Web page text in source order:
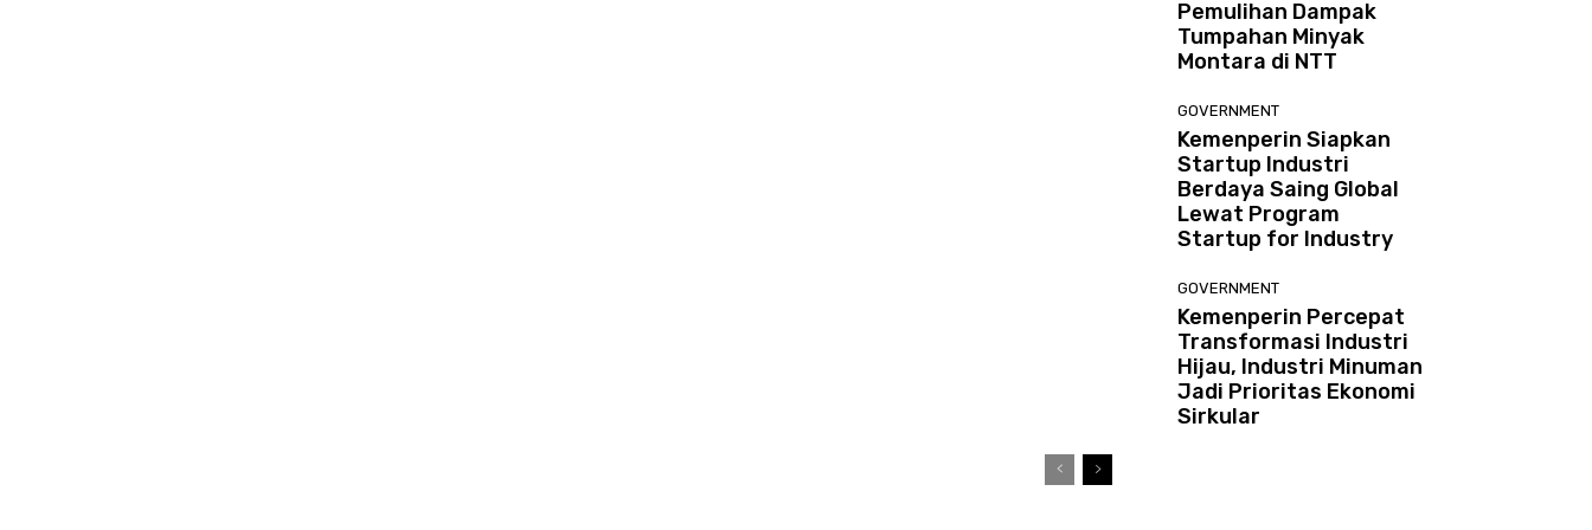
Pemulihan Dampak
Tumpahan Minyak
Montara di NTT
GOVERNMENT
Kemenperin Siapkan
Startup Industri
Berdaya Saing Global
Lewat Program
Startup for Industry
GOVERNMENT
Kemenperin Percepat
Transformasi Industri
Hijau, Industri Minuman
Jadi Prioritas Ekonomi
Sirkular